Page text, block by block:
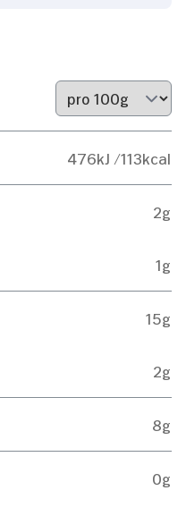
476kJ /113kcal
2g
1g
15g
2g
8g
0g